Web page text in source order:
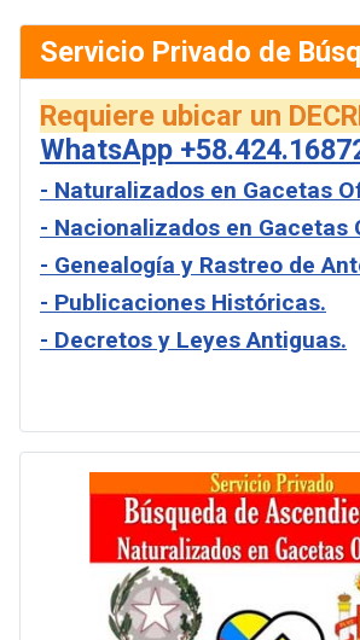
Servicio Privado de
Requiere ubicar un
WhatsApp
- Naturalizados en Gacetas
- Nacionalizados en Gacetas
- Genealogía y Rastreo de
- Publicaciones Históricas.
- Decretos y Leyes Antiguas.